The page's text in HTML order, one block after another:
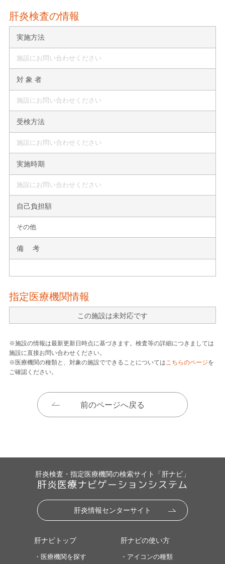
肝炎検査の情報
実施方法
施設にお問い合わせください
対 象 者
施設にお問い合わせください
受検方法
施設にお問い合わせください
実施時期
施設にお問い合わせください
自己負担額
その他
備 考
指定医療機関情報
この施設は未対応です
※施設の情報は最新更新日時点に基づきます。検査等の詳細につきましては
施設に直接お問い合わせください。
※医療機関の種類と、対象の施設でできることについてはこちらのページを
ご確認ください。
前のページへ戻る
肝炎検査・指定医療機関の検索サイト「肝ナビ」
肝炎医療ナビゲーションシステム
肝炎情報センターサイト
肝ナビトップ
・医療機関を探す
肝ナビの使い方
・アイコンの種類